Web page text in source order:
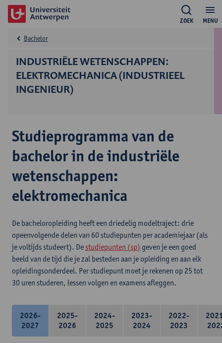
MENU
ZOEK
INDUSTRIËLE WETENSCHAPPEN:
ELEKTROMECHANICA (INDUSTRIEEL
INGENIEUR)
Bachelor
Studieprogramma van de
bachelor in de industriële
wetenschappen:
elektromechanica
De bacheloropleiding heeft een driedelig modeltraject: drie
opeenvolgende delen van 60 studiepunten per academiejaar (als
je voltijds studeert). De studiepunten (sp) geven je een goed
beeld van de tijd die je zal besteden aan je opleiding en aan elk
opleidingsonderdeel. Per studiepunt moet je rekenen op 25 tot
30 uren studeren, lessen volgen en examens afleggen.
2026-
2027
2025-
2026
2024-
2025
2023-
2024
2022-
2023